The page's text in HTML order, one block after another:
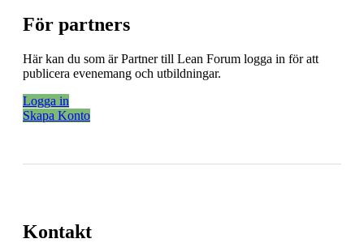
För partners
Här kan du som är Partner till Lean Forum logga in för att
publicera evenemang och utbildningar.
Logga in
Skapa Konto
Kontakt